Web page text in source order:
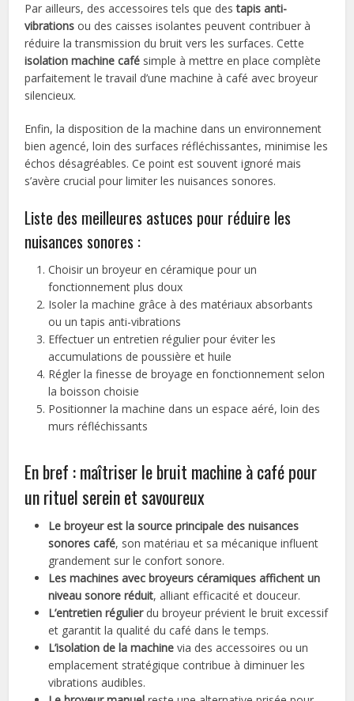
Par ailleurs, des accessoires tels que destapis anti-
vibrations ou des caisses isolantes peuvent contribuer à
réduire la transmission du bruit vers les surfaces. Cette
isolation machine café simple à mettre en place complète
parfaitement le travail d’une machine à café avec broyeur
silencieux.
Enfin, la disposition de la machine dans un environnement
bien agencé, loin des surfaces réfléchissantes, minimise les
échos désagréables. Ce point est souvent ignoré mais
s’avère crucial pour limiter les nuisances sonores.
Liste des meilleures astuces pour réduire les
nuisances sonores :
Choisir un broyeur en céramique pour un
fonctionnement plus doux
Isoler la machine grâce à des matériaux absorbants
ou un tapis anti-vibrations
Effectuer un entretien régulier pour éviter les
accumulations de poussière et huile
Régler la finesse de broyage en fonctionnement selon
la boisson choisie
Positionner la machine dans un espace aéré, loin des
murs réfléchissants
En bref : maîtriser le bruit machine à café pour
un rituel serein et savoureux
Le broyeur est la source principale des nuisances
sonores café, son matériau et sa mécanique influent
grandement sur le confort sonore.
Les machines avec broyeurs céramiques affichent un
niveau sonore réduit, alliant efficacité et douceur.
L’entretien régulierdu broyeur prévient le bruit excessif
et garantit la qualité du café dans le temps.
L’isolation de la machine via des accessoires ou un
emplacement stratégique contribue à diminuer les
vibrations audibles.